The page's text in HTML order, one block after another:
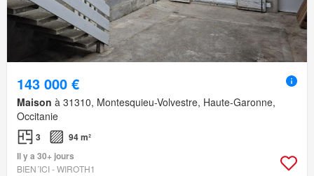
143 000 €
Maison à 31310, Montesquieu-Volvestre, Haute-Garonne,
Occitanie
3
94 m²
Il y a 30+ jours
BIEN´ICI - WIROTH1